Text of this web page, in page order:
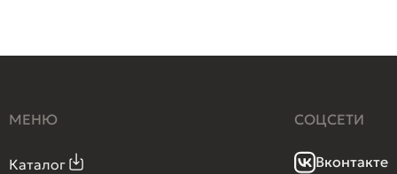
МЕНЮ
Каталог
СОЦСЕТИ
Вконтакте